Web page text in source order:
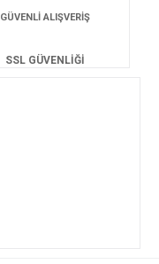
GÜVENLİ ALIŞVERİŞ
SSL GÜVENLİĞİ